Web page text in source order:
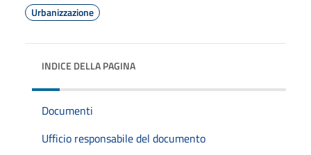
Urbanizzazione
INDICE DELLA PAGINA
Documenti
Ufficio responsabile del documento